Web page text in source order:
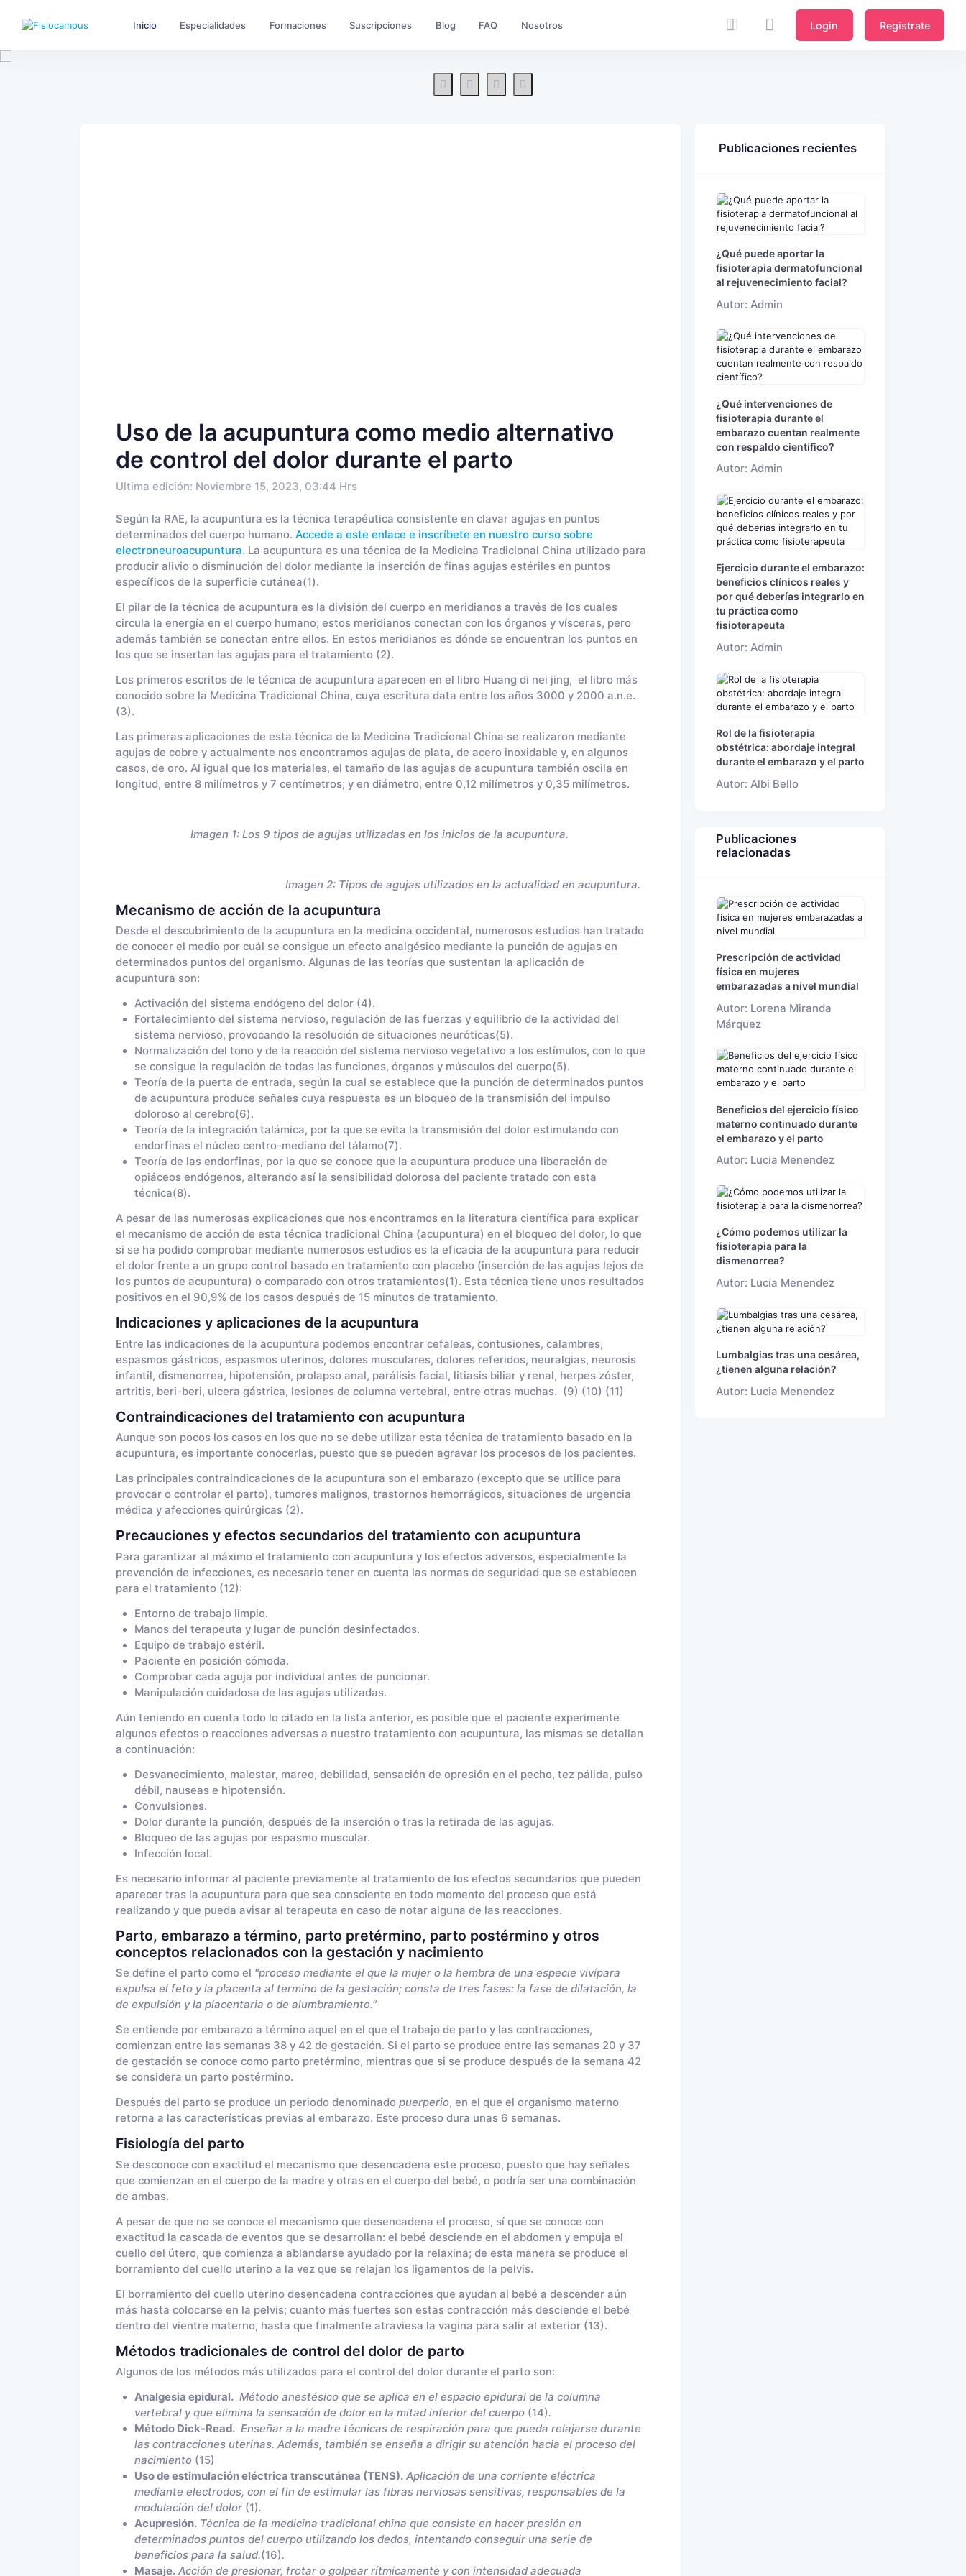
Inicio Especialidades Formaciones Suscripciones Blog FAQ Nosotros Login Registrate
Uso de la acupuntura como medio alternativo
de control del dolor durante el parto
Ultima edición: Noviembre 15, 2023, 03:44 Hrs
Según la RAE, la acupuntura es la técnica terapéutica consistente en clavar agujas en puntos
determinados del cuerpo humano. Accede a este enlace e inscríbete en nuestro curso sobre
electroneuroacupuntura. La acupuntura es una técnica de la Medicina Tradicional China utilizado para
producir alivio o disminución del dolor mediante la inserción de finas agujas estériles en puntos
específicos de la superficie cutánea(1).
El pilar de la técnica de acupuntura es la división del cuerpo en meridianos a través de los cuales
circula la energía en el cuerpo humano; estos meridianos conectan con los órganos y vísceras, pero
además también se conectan entre ellos. En estos meridianos es dónde se encuentran los puntos en
los que se insertan las agujas para el tratamiento (2).
Los primeros escritos de le técnica de acupuntura aparecen en el libro Huang di nei jing, el libro más
conocido sobre la Medicina Tradicional China, cuya escritura data entre los años 3000 y 2000 a.n.e.
(3).
Las primeras aplicaciones de esta técnica de la Medicina Tradicional China se realizaron mediante
agujas de cobre y actualmente nos encontramos agujas de plata, de acero inoxidable y, en algunos
casos, de oro. Al igual que los materiales, el tamaño de las agujas de acupuntura también oscila en
longitud, entre 8 milímetros y 7 centímetros; y en diámetro, entre 0,12 milímetros y 0,35 milímetros.
Imagen 1: Los 9 tipos de agujas utilizadas en los inicios de la acupuntura.
Imagen 2: Tipos de agujas utilizados en la actualidad en acupuntura.
Mecanismo de acción de la acupuntura
Desde el descubrimiento de la acupuntura en la medicina occidental, numerosos estudios han tratado
de conocer el medio por cuál se consigue un efecto analgésico mediante la punción de agujas en
determinados puntos del organismo. Algunas de las teorías que sustentan la aplicación de
acupuntura son:
Activación del sistema endógeno del dolor (4).
Fortalecimiento del sistema nervioso, regulación de las fuerzas y equilibrio de la actividad del
sistema nervioso, provocando la resolución de situaciones neuróticas(5).
Normalización del tono y de la reacción del sistema nervioso vegetativo a los estímulos, con lo que
se consigue la regulación de todas las funciones, órganos y músculos del cuerpo(5).
Teoría de la puerta de entrada, según la cual se establece que la punción de determinados puntos
de acupuntura produce señales cuya respuesta es un bloqueo de la transmisión del impulso
doloroso al cerebro(6).
Teoría de la integración talámica, por la que se evita la transmisión del dolor estimulando con
endorfinas el núcleo centro-mediano del tálamo(7).
Teoría de las endorfinas, por la que se conoce que la acupuntura produce una liberación de
opiáceos endógenos, alterando así la sensibilidad dolorosa del paciente tratado con esta
técnica(8).
A pesar de las numerosas explicaciones que nos encontramos en la literatura científica para explicar
el mecanismo de acción de esta técnica tradicional China (acupuntura) en el bloqueo del dolor, lo que
si se ha podido comprobar mediante numerosos estudios es la eficacia de la acupuntura para reducir
el dolor frente a un grupo control basado en tratamiento con placebo (inserción de las agujas lejos de
los puntos de acupuntura) o comparado con otros tratamientos(1). Esta técnica tiene unos resultados
positivos en el 90,9% de los casos después de 15 minutos de tratamiento.
Indicaciones y aplicaciones de la acupuntura
Entre las indicaciones de la acupuntura podemos encontrar cefaleas, contusiones, calambres,
espasmos gástricos, espasmos uterinos, dolores musculares, dolores referidos, neuralgias, neurosis
infantil, dismenorrea, hipotensión, prolapso anal, parálisis facial, litiasis biliar y renal, herpes zóster,
artritis, beri-beri, ulcera gástrica, lesiones de columna vertebral, entre otras muchas. (9) (10) (11)
Contraindicaciones del tratamiento con acupuntura
Aunque son pocos los casos en los que no se debe utilizar esta técnica de tratamiento basado en la
acupuntura, es importante conocerlas, puesto que se pueden agravar los procesos de los pacientes.
Las principales contraindicaciones de la acupuntura son el embarazo (excepto que se utilice para
provocar o controlar el parto), tumores malignos, trastornos hemorrágicos, situaciones de urgencia
médica y afecciones quirúrgicas (2).
Precauciones y efectos secundarios del tratamiento con acupuntura
Para garantizar al máximo el tratamiento con acupuntura y los efectos adversos, especialmente la
prevención de infecciones, es necesario tener en cuenta las normas de seguridad que se establecen
para el tratamiento (12):
Entorno de trabajo limpio.
Manos del terapeuta y lugar de punción desinfectados.
Equipo de trabajo estéril.
Paciente en posición cómoda.
Comprobar cada aguja por individual antes de puncionar.
Manipulación cuidadosa de las agujas utilizadas.
Aún teniendo en cuenta todo lo citado en la lista anterior, es posible que el paciente experimente
algunos efectos o reacciones adversas a nuestro tratamiento con acupuntura, las mismas se detallan
a continuación:
Desvanecimiento, malestar, mareo, debilidad, sensación de opresión en el pecho, tez pálida, pulso
débil, nauseas e hipotensión.
Convulsiones.
Dolor durante la punción, después de la inserción o tras la retirada de las agujas.
Bloqueo de las agujas por espasmo muscular.
Infección local.
Es necesario informar al paciente previamente al tratamiento de los efectos secundarios que pueden
aparecer tras la acupuntura para que sea consciente en todo momento del proceso que está
realizando y que pueda avisar al terapeuta en caso de notar alguna de las reacciones.
Parto, embarazo a término, parto pretérmino, parto postérmino y otros
conceptos relacionados con la gestación y nacimiento
Se define el parto como el "proceso mediante el que la mujer o la hembra de una especie vivípara
expulsa el feto y la placenta al termino de la gestación; consta de tres fases: la fase de dilatación, la
de expulsión y la placentaria o de alumbramiento."
Se entiende por embarazo a término aquel en el que el trabajo de parto y las contracciones,
comienzan entre las semanas 38 y 42 de gestación. Si el parto se produce entre las semanas 20 y 37
de gestación se conoce como parto pretérmino, mientras que si se produce después de la semana 42
se considera un parto postérmino.
Después del parto se produce un periodo denominado puerperio, en el que el organismo materno
retorna a las características previas al embarazo. Este proceso dura unas 6 semanas.
Fisiología del parto
Se desconoce con exactitud el mecanismo que desencadena este proceso, puesto que hay señales
que comienzan en el cuerpo de la madre y otras en el cuerpo del bebé, o podría ser una combinación
de ambas.
A pesar de que no se conoce el mecanismo que desencadena el proceso, sí que se conoce con
exactitud la cascada de eventos que se desarrollan: el bebé desciende en el abdomen y empuja el
cuello del útero, que comienza a ablandarse ayudado por la relaxina; de esta manera se produce el
borramiento del cuello uterino a la vez que se relajan los ligamentos de la pelvis.
El borramiento del cuello uterino desencadena contracciones que ayudan al bebé a descender aún
más hasta colocarse en la pelvis; cuanto más fuertes son estas contracción más desciende el bebé
dentro del vientre materno, hasta que finalmente atraviesa la vagina para salir al exterior (13).
Métodos tradicionales de control del dolor de parto
Algunos de los métodos más utilizados para el control del dolor durante el parto son:
Analgesia epidural. Método anestésico que se aplica en el espacio epidural de la columna
vertebral y que elimina la sensación de dolor en la mitad inferior del cuerpo (14).
Método Dick-Read. Enseñar a la madre técnicas de respiración para que pueda relajarse durante
las contracciones uterinas. Además, también se enseña a dirigir su atención hacia el proceso del
nacimiento (15)
Uso de estimulación eléctrica transcutánea (TENS). Aplicación de una corriente eléctrica
mediante electrodos, con el fin de estimular las fibras nerviosas sensitivas, responsables de la
modulación del dolor (1).
Acupresión. Técnica de la medicina tradicional china que consiste en hacer presión en
determinados puntos del cuerpo utilizando los dedos, intentando conseguir una serie de
beneficios para la salud.(16).
Masaje. Acción de presionar, frotar o golpear rítmicamente y con intensidad adecuada
Publicaciones recientes
¿Qué puede aportar la
fisioterapia dermatofuncional
al rejuvenecimiento facial?
Autor: Admin
¿Qué intervenciones de
fisioterapia durante el
embarazo cuentan realmente
con respaldo científico?
Autor: Admin
Ejercicio durante el embarazo:
beneficios clínicos reales y
por qué deberías integrarlo en
tu práctica como
fisioterapeuta
Autor: Admin
Rol de la fisioterapia
obstétrica: abordaje integral
durante el embarazo y el parto
Autor: Albi Bello
Publicaciones
relacionadas
Prescripción de actividad
física en mujeres
embarazadas a nivel mundial
Autor: Lorena Miranda
Márquez
Beneficios del ejercicio físico
materno continuado durante
el embarazo y el parto
Autor: Lucia Menendez
¿Cómo podemos utilizar la
fisioterapia para la
dismenorrea?
Autor: Lucia Menendez
Lumbalgias tras una cesárea,
¿tienen alguna relación?
Autor: Lucia Menendez